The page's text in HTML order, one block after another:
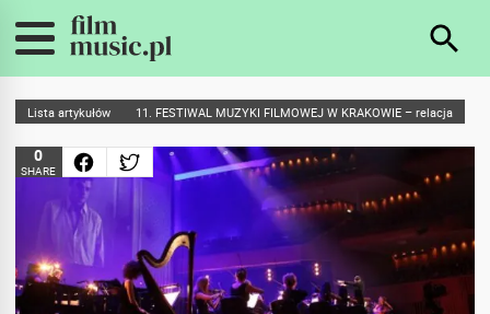
Lista artykułów 11. FESTIWAL MUZYKI FILMOWEJ W KRAKOWIE – relacja
0
SHARE